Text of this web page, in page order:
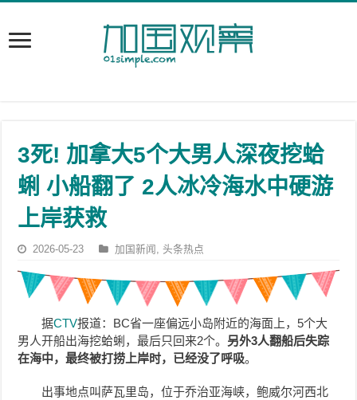
3死! 加拿大5个大男人深夜挖蛤
蜊 小船翻了 2人冰冷海水中硬游
上岸获救
2026-05-23 加国新闻 ,头条热点
据CTV报道：BC省一座偏远小岛附近的海面上，5个大
男人开船出海挖蛤蜊，最后只回来2个。 另外3人翻船后失踪
在海中，最终被打捞上岸时，已经没了呼吸。
出事地点叫萨瓦里岛，位于乔治亚海峡，鲍威尔河西北